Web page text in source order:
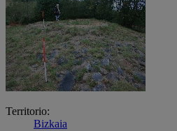
Territorio:
Bizkaia